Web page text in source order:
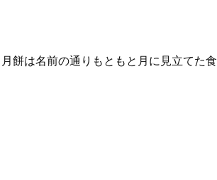
餅は名前の通りもともと月に見立てた食